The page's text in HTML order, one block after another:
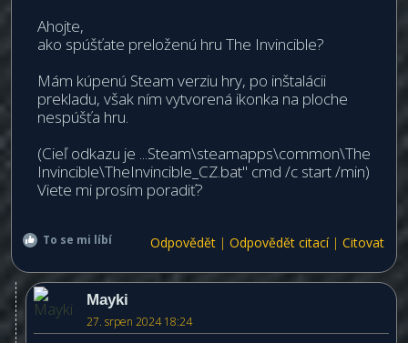
Ahojte,
ako spúšťate preloženú hru The Invincible?
Mám kúpenú Steam verziu hry, po inštalácii
prekladu, však ním vytvorená ikonka na ploche
nespúšťa hru.
(Cieľ odkazu je ...Steam\steamapps\common\The
Invincible\TheInvincible_CZ.bat" cmd /c start /min)
Viete mi prosím poradiť?
To se mi líbí Odpovědět | Odpovědět citací| Citovat
Mayki
27. srpen 2024 18:24